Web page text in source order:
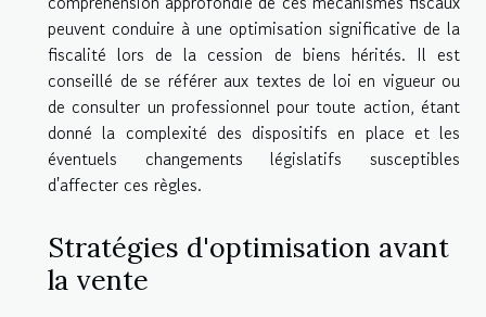
peuvent conduire à une optimisation significative de la
fiscalité lors de la cession de biens hérités. Il est
conseillé de se référer aux textes de loi en vigueur ou
de consulter un professionnel pour toute action, étant
donné la complexité des dispositifs en place et les
éventuels changements législatifs susceptibles
d'affecter ces règles.
Stratégies d'optimisation avant
la vente